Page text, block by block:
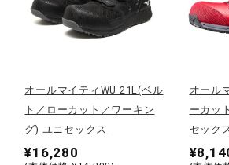
テニス／ソフトテニス
陸上競技
オールマイティWU 21L(ベル
ト／ローカット／ワーキン
グ) ユニセックス
¥16,280
オール
ーカッ
セック